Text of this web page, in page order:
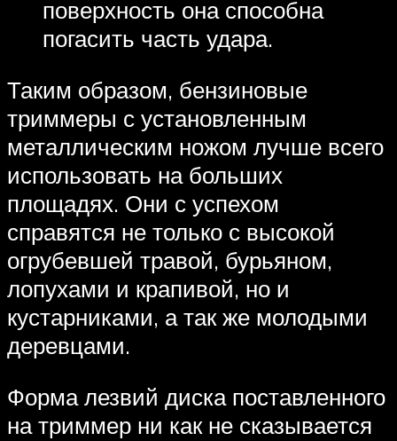
поверхность она способна
погасить часть удара.
Таким образом, бензиновые
триммеры с установленным
металлическим ножом лучше всего
использовать на больших
площадях. Они с успехом
справятся не только с высокой
огрубевшей травой, бурьяном,
лопухами и крапивой, но и
кустарниками, а так же молодыми
деревцами.
Форма лезвий диска поставленного
на триммер ни как не сказывается